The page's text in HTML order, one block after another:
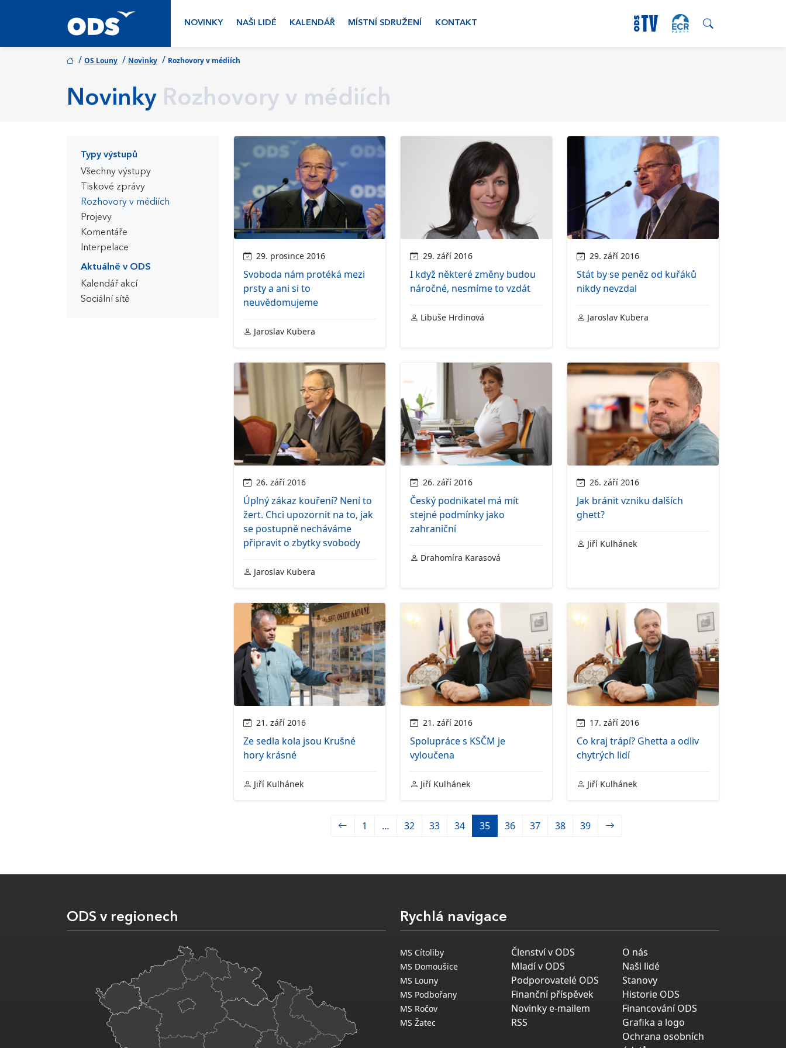
NOVINKY NAŠI LIDÉ KALENDÁŘ MÍSTNÍ SDRUŽENÍ KONTAKT
/ OS Louny / Novinky / Rozhovory v médiích
Novinky Rozhovory v médiích
Typy výstupů
Všechny výstupy
Tiskové zprávy
Rozhovory v médiích
Projevy
Komentáře
Interpelace
Aktuálně v ODS
Kalendář akcí
Sociální sítě
29. prosince 2016
Svoboda nám protéká mezi
prsty a ani si to
neuvědomujeme
Jaroslav Kubera
29. září 2016
I když některé změny budou
náročné, nesmíme to vzdát
Libuše Hrdinová
29. září 2016
Stát by se peněz od kuřáků
nikdy nevzdal
Jaroslav Kubera
26. září 2016
Úplný zákaz kouření? Není to
žert. Chci upozornit na to, jak
se postupně necháváme
připravit o zbytky svobody
Jaroslav Kubera
26. září 2016
Český podnikatel má mít
stejné podmínky jako
zahraniční
Drahomíra Karasová
26. září 2016
Jak bránit vzniku dalších
ghett?
Jiří Kulhánek
21. září 2016
Ze sedla kola jsou Krušné
hory krásné
Jiří Kulhánek
21. září 2016
Spolupráce s KSČM je
vyloučena
Jiří Kulhánek
17. září 2016
Co kraj trápí? Ghetta a odliv
chytrých lidí
Jiří Kulhánek
1 … 32 33 34 35 36 37 38 39
ODS v regionech Rychlá navigace
MS Cítoliby
MS Domoušice
MS Louny
MS Podbořany
MS Ročov
MS Žatec
Členství v ODS
Mladí v ODS
Podporovatelé ODS
Finanční příspěvek
Novinky e-mailem
RSS
O nás
Naši lidé
Stanovy
Historie ODS
Financování ODS
Grafika a logo
Ochrana osobních